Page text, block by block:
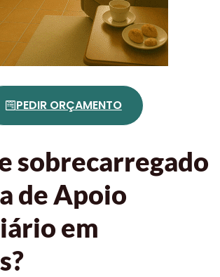
PEDIR ORÇAMENTO
sobrecarregado
de Apoio
em